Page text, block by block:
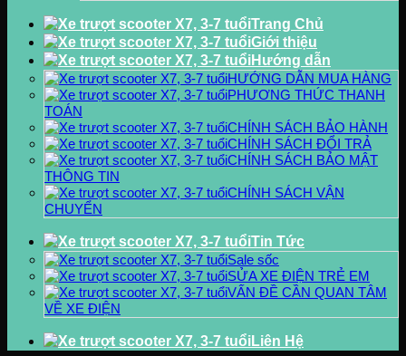
Trang Chủ
Giới thiệu
Hướng dẫn
HƯỚNG DẪN MUA HÀNG
PHƯƠNG THỨC THANH
TOÁN
CHÍNH SÁCH BẢO HÀNH
CHÍNH SÁCH ĐỔI TRẢ
CHÍNH SÁCH BẢO MẬT
THÔNG TIN
CHÍNH SÁCH VẬN
CHUYỂN
Tin Tức
Sale sốc
SỬA XE ĐIỆN TRẺ EM
VẤN ĐỀ CẦN QUAN TÂM
VỀ XE ĐIỆN
Liên Hệ